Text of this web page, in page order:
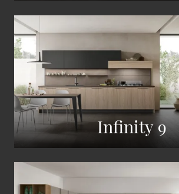
Infinity 9